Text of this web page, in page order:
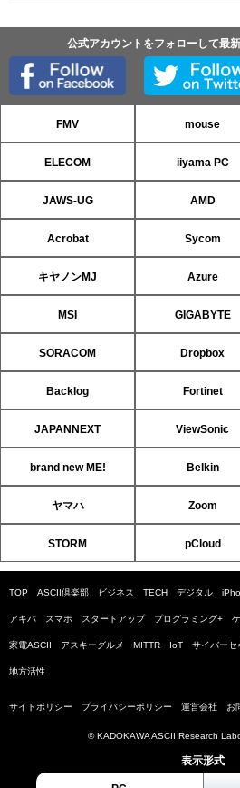
公式アカウントをフォローして最
FMV mouse
ELECOM iiyama PC
JAWS-UG AMD
Acrobat Sycom
キヤノンMJ Azure
MSI GIGABYTE
SORACOM Dropbox
Backlog Fortinet
JAPANNEXT ViewSonic
brand new ME! Belkin
ヤマハ Zoom
STORM pCloud
TOP ASCII倶楽部 ビジネス TECH デジタル
アキバ スマホ スタートアップ プログラミング+
家電ASCII アスキーグルメ MITTR IoT サイバーセ
地方活性
サイトポリシー プライバシーポリシー 運営会社 お
© KADOKAWA ASCII Research
表示形式